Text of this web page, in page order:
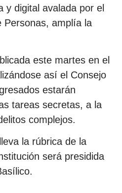
y digital avalada por el
Personas, amplía la
este martes en el
así el Consejo
estarán
tareas secretas, a la
complejos.
la rúbrica de la
será presidida